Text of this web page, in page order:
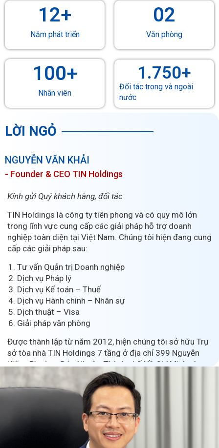
Năm phát triển
12+
Văn phòng
02
Nhân viên
100+
Đối tác trong và ngoài
nước
1.750+
LỜI NGỎ
NGUYỄN VĂN KHẢI
- Founder & CEO TIN Holdings
Kính gửi Quý khách hàng, đối tác
TIN Holdings là công ty tiên phong và có quy mô lớn
trong lĩnh vực cung cấp các giải pháp hỗ trợ doanh
nghiệp toàn diện tại Việt Nam. Chúng tôi hiện đang cung
cấp các giải pháp sau:
Tư vấn Quản trị Doanh nghiệp
Dịch vụ Pháp lý
Dịch vụ Kế toán – Thuế
Dịch vụ Hành chính – Nhân sự
Dịch thuật – Visa
Giải pháp văn phòng
Được thành lập từ năm 2012, hiện chúng tôi sở hữu Trụ
sở tòa nhà TIN Holdings 7 tầng ở địa chỉ 399 Nguyễn
Kiệm, Phường Đức Nhuận, Thành phố Hồ Chí Minh và
các văn phòng chi nhánh với hơn 100 CBNV toàn thời
gian.
TIN Holdings được thành lập với sứ mệnh giúp các
doanh nghiệp trở nên hiệu quả hơn, chuyên nghiệp hơn
và phát triển bền vững. Chúng tôi đặt ra tầm nhìn sẽ dẫn
đầu trong lĩnh vực cung cấp các giải pháp hỗ trợ doanh